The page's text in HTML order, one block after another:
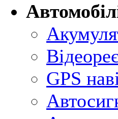
GPS